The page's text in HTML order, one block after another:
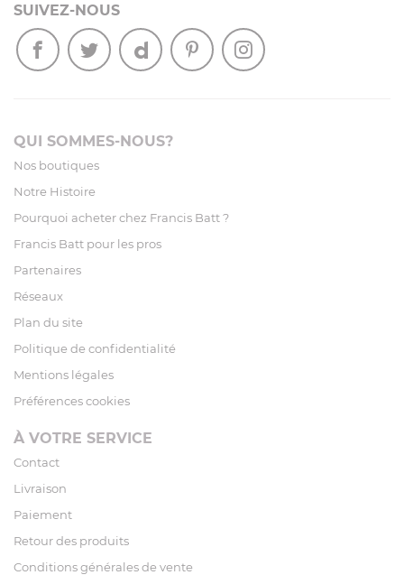
SUIVEZ-NOUS
QUI SOMMES-NOUS?
Nos boutiques
Notre Histoire
Pourquoi acheter chez Francis Batt ?
Francis Batt pour les pros
Partenaires
Réseaux
Plan du site
Politique de confidentialité
Mentions légales
Préférences cookies
À VOTRE SERVICE
Contact
Livraison
Paiement
Retour des produits
Conditions générales de vente